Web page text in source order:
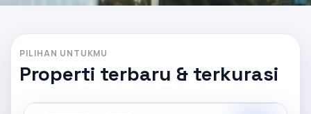
PILIHAN UNTUKMU
Properti terbaru & terkurasi